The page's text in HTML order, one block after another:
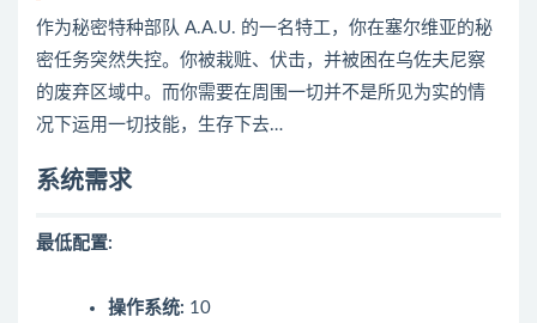
作为秘密特种部队 A.A.U. 的一名特工，你在塞尔维亚的秘
密任务突然失控。你被栽赃、伏击，并被困在乌佐夫尼察
的废弃区域中。而你需要在周围一切并不是所见为实的情
况下运用一切技能，生存下去…
系统需求
最低配置:
操作系统: 10